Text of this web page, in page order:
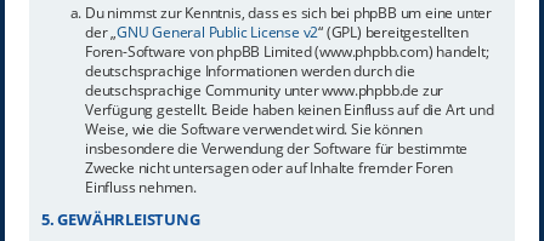
Du nimmst zur Kenntnis, dass es sich bei phpBB um eine unter
der „GNU General Public License v2“ (GPL) bereitgestellten
Foren-Software von phpBB Limited (www.phpbb.com) handelt;
deutschsprachige Informationen werden durch die
deutschsprachige Community unter www.phpbb.de zur
Verfügung gestellt. Beide haben keinen Einfluss auf die Art und
Weise, wie die Software verwendet wird. Sie können
insbesondere die Verwendung der Software für bestimmte
Zwecke nicht untersagen oder auf Inhalte fremder Foren
Einfluss nehmen.
5. GEWÄHRLEISTUNG